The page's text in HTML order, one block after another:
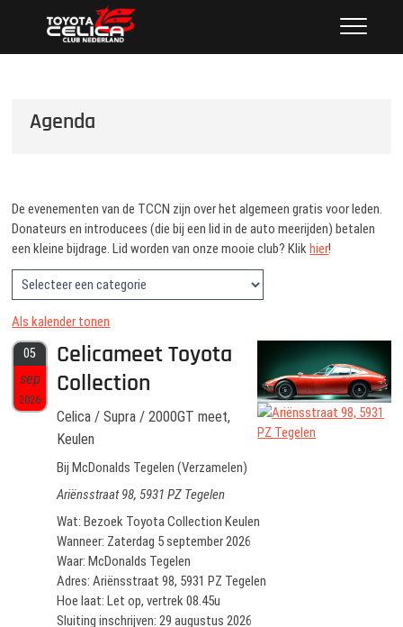
Toyota Celica Club Nederland
NEDERLAND'S GROOTSTE CLUB VAN CELICA
Agenda
De evenementen van de TCCN zijn over het algemeen gratis voor leden.
Donateurs en introducees (die bij een lid in de auto meerijden) betalen
een kleine bijdrage. Lid worden van onze mooie club? Klikhier!
Als kalender tonen
05
sep
2026
Celicameet Toyota
Collection
Celica / Supra / 2000GT meet,
Keulen
Bij McDonalds Tegelen (Verzamelen)
Ariënsstraat 98, 5931 PZ Tegelen
Wat: Bezoek Toyota Collection Keulen
Wanneer: Zaterdag 5 september 2026
Waar: McDonalds Tegelen
Adres: Ariënsstraat 98, 5931 PZ Tegelen
Hoe laat: Let op, vertrek 08.45u
Sluiting inschrijven: 29 augustus 2026